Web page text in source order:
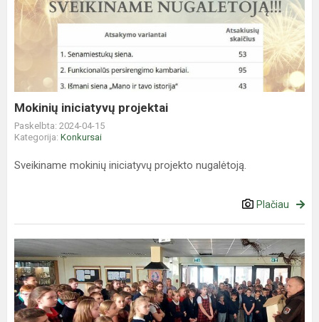
projektai
Mokinių iniciatyvų projektai
Paskelbta: 2024-04-15
Kategorija: Konkursai
Sveikiname mokinių iniciatyvų projekto nugalėtoją.
Plačiau
Mokyklos
bendruomenės
dovana
Žemaitijos
nacionaliniam